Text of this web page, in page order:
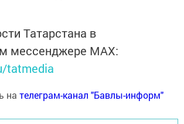
Татарстана в
мессенджере MАХ:
tatmedia
на телеграм-канал "Бавлы-информ"